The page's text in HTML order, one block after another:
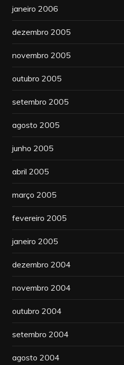
janeiro 2006
dezembro 2005
novembro 2005
outubro 2005
setembro 2005
agosto 2005
junho 2005
abril 2005
março 2005
fevereiro 2005
janeiro 2005
dezembro 2004
novembro 2004
outubro 2004
setembro 2004
agosto 2004